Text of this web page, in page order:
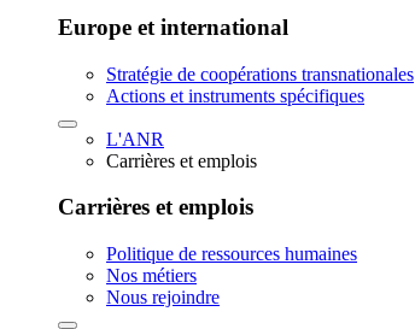
Europe et international
Stratégie de coopérations transnationales
Actions et instruments spécifiques
L'ANR
Carrières et emplois
Carrières et emplois
Politique de ressources humaines
Nos métiers
Nous rejoindre